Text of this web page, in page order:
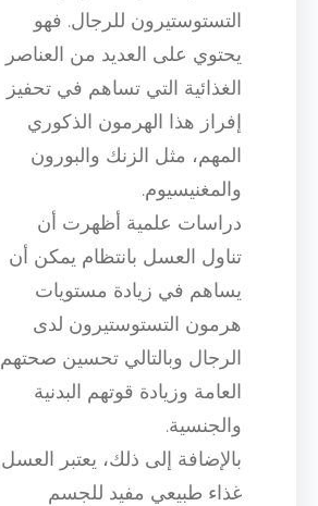
التستوستيرون للرجال. فهو
يحتوي على العديد من العناصر
الغذائية التي تساهم في تحفيز
إفراز هذا الهرمون الذكوري
المهم، مثل الزنك والبورون
والمغنيسيوم.
دراسات علمية أظهرت أن
تناول العسل بانتظام يمكن أن
يساهم في زيادة مستويات
هرمون التستوستيرون لدى
الرجال وبالتالي تحسين صحتهم
العامة وزيادة قوتهم البدنية
والجنسية.
بالإضافة إلى ذلك، يعتبر العسل
غذاء طبيعي مفيد للجسم